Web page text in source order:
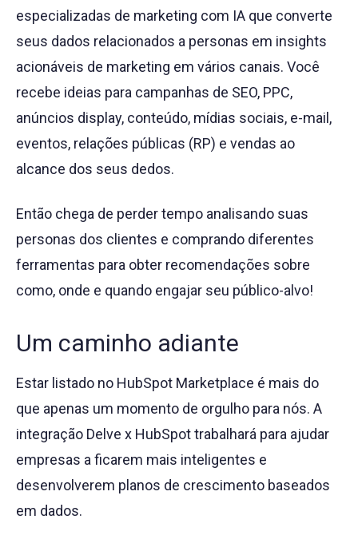
especializadas de marketing com IA que converte
seus dados relacionados a personas em insights
acionáveis de marketing em vários canais. Você
recebe ideias para campanhas de SEO, PPC,
anúncios display, conteúdo, mídias sociais, e-mail,
eventos, relações públicas (RP) e vendas ao
alcance dos seus dedos.
Então chega de perder tempo analisando suas
personas dos clientes e comprando diferentes
ferramentas para obter recomendações sobre
como, onde e quando engajar seu público-alvo!
Um caminho adiante
Estar listado no HubSpot Marketplace é mais do
que apenas um momento de orgulho para nós. A
integração Delve x HubSpot trabalhará para ajudar
empresas a ficarem mais inteligentes e
desenvolverem planos de crescimento baseados
em dados.